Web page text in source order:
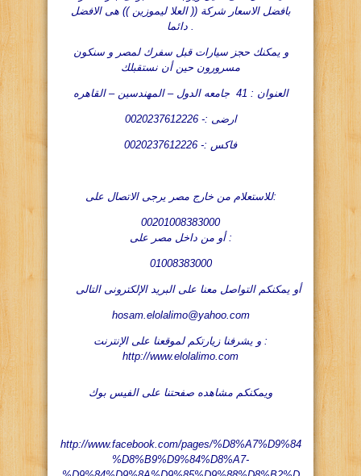
بافضل الاسعار شركة (( العلا ليموزين )) هى الافضل
دائما .
و يمكنك حجز سيارات قبل سفرك لمصر و سنكون
مسرورون حين أن نستقبلك
العنوان : 41 جامعه الدول – المهندسين – القاهره
ارضى :- 0020237612226
فاكس :- 0020237612226
للاستعلام من خارج مصر يرجى الاتصال على:
00201008383000
أو من داخل مصر على :
01008383000
أو يمكنكم التواصل معنا على البريد الإلكترونى التالى
hosam.elolalimo@yahoo.com
و يشرفنا زيارتكم لموقعنا على الإنترنت :
http://www.elolalimo.com
ويمكنكم مشاهده صفحتنا على الفيس بوك
http://www.facebook.com/pages/%D8%A7%D9%84
%D8%B9%D9%84%D8%A7-